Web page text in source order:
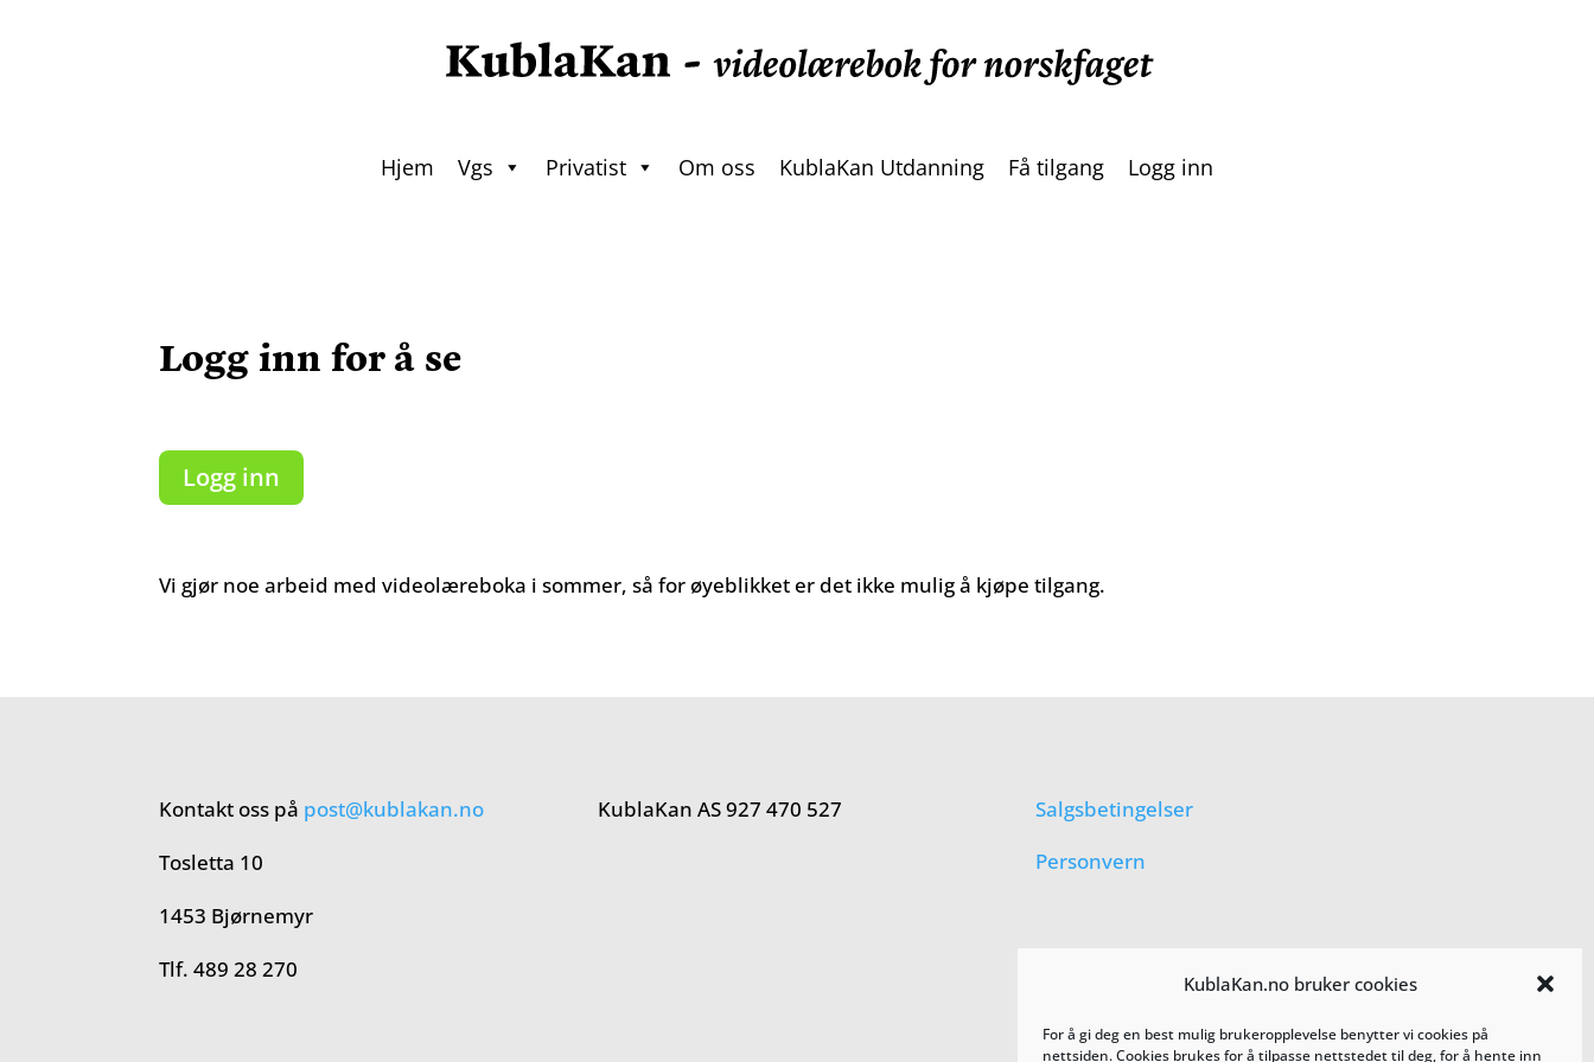
KublaKan.no bruker cookies
For å gi deg en best mulig brukeropplevelse benytter vi cookies på
nettsiden. Cookies brukes for å tilpasse nettstedet til deg, for å hente inn
Hjem Vgs Privatist Om oss KublaKan Utdanning Få tilgang Logg inn
Logg inn for å se
Logg inn
Vi gjør noe arbeid med videolæreboka i sommer, så for øyeblikket er det ikke mulig å kjøpe tilgang.
Kontakt oss på post@kublakan.no
Tosletta 10
1453 Bjørnemyr
Tlf. 489 28 270
KublaKan AS 927 470 527
Salgsbetingelser
Personvern